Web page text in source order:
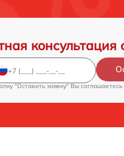
консультация
"Оставить заявку" Вы соглашаетесь